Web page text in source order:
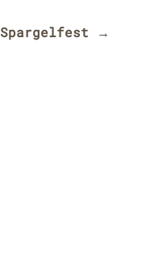
Spargelfest →